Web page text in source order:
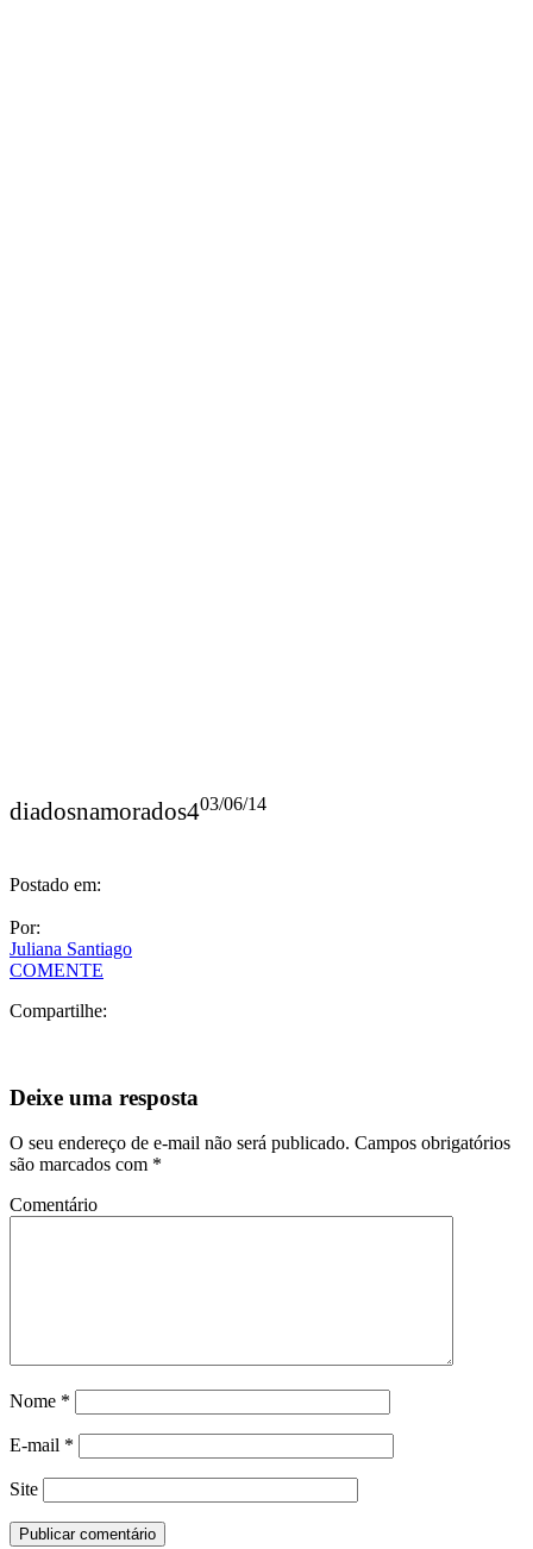
Deixe uma resposta
O seu endereço de e-mail não será publicado.
Comentário
Nome*
Página Inicial